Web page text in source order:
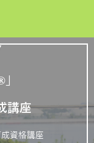
講座
資格講座